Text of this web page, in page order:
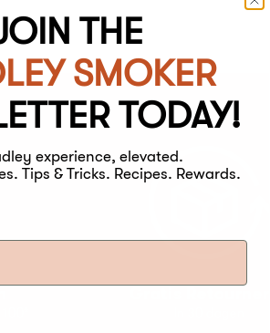
Gratis
THE
SMOKER
TODAY!
experience, elevated.
Tips & Tricks. Recipes. Rewards.